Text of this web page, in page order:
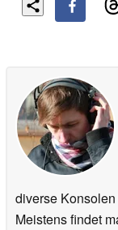
diverse
Meistens findet